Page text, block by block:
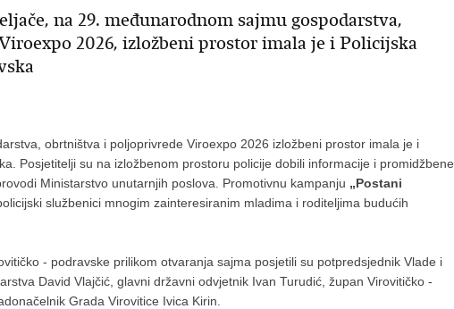
na 29. međunarodnom sajmu gospodarstva,
2026, izložbeni prostor imala je i Policijska
obrtništva i poljoprivrede Viroexpo 2026 izložbeni prostor imala je i
Posjetitelji su na izložbenom prostoru policije dobili informacije i promidžbene
Ministarstvo unutarnjih poslova. Promotivnu kampanju „Postani
službenici mnogim zainteresiranim mladima i roditeljima budućih
- podravske prilikom otvaranja sajma posjetili su potpredsjednik Vlade i
David Vlajčić, glavni državni odvjetnik Ivan Turudić, župan Virovitičko -
Grada Virovitice Ivica Kirin.